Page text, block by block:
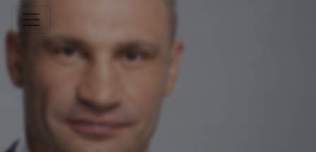
Toggle navigation